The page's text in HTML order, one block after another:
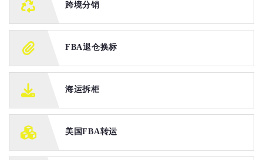
跨境分销
FBA退仓换标
海运拆柜
美国FBA转运